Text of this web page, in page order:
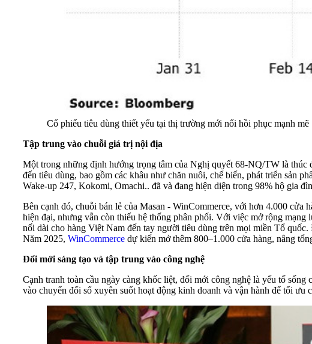
Cổ phiếu tiêu dùng thiết yếu tại thị trường mới nổi hồi phục mạnh mẽ
Tập trung vào chuỗi giá trị nội địa
Một trong những định hướng trọng tâm của Nghị quyết 68-NQ/TW là thúc
đến tiêu dùng, bao gồm các khâu như chăn nuôi, chế biến, phát triển sản
Wake-up 247, Kokomi, Omachi.. đã và đang hiện diện trong 98% hộ gia
Bên cạnh đó, chuỗi bán lẻ của Masan - WinCommerce, với hơn 4.000
hiện đại, nhưng vẫn còn thiếu hệ thống phân phối. Với việc mở rộng
nối dài cho hàng Việt Nam đến tay người tiêu dùng trên mọi miền Tổ
Năm 2025, WinCommerce dự kiến mở thêm 800–1.000 cửa hàng, nâng
Đổi mới sáng tạo và tập trung vào công nghệ
Cạnh tranh toàn cầu ngày càng khốc liệt, đổi mới công nghệ là yếu tố
vào chuyển đổi số xuyên suốt hoạt động kinh doanh và vận hành để tối